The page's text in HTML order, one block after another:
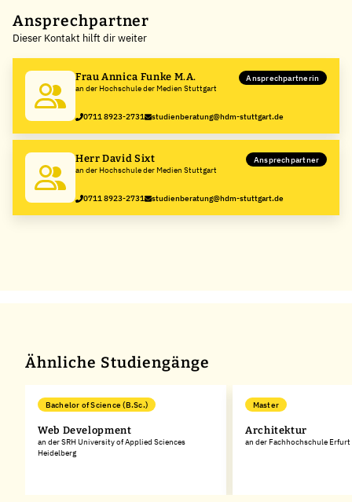
+
−
Ansprechpartner
Dieser Kontakt hilft dir weiter
Frau Annica Funke M.A.
an der Hochschule der Medien Stuttgart
Ansprechpartnerin
0711 8923-2731 studienberatung@hdm-stuttgart.de
Herr David Sixt
an der Hochschule der Medien Stuttgart
Ansprechpartner
0711 8923-2731 studienberatung@hdm-stuttgart.de
Ähnliche Studiengänge
Bachelor of Science (B.Sc.)
Web Development
an der SRH University of Applied Sciences
Heidelberg
Master
Architektur
an der Fachhochschule Erfurt